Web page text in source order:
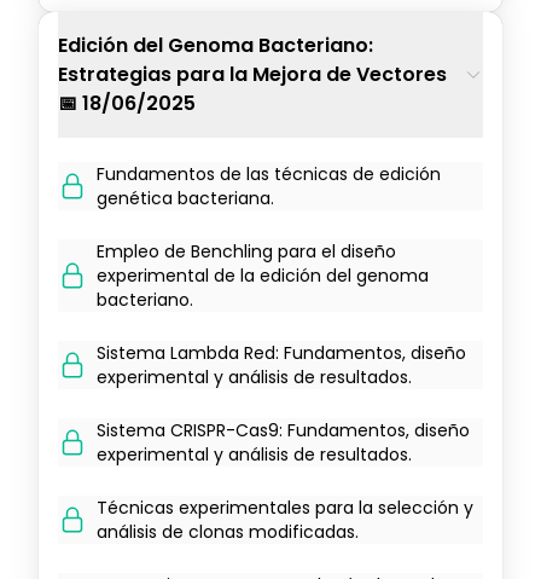
Edición del Genoma Bacteriano:
Estrategias para la Mejora de Vectores
📅 18/06/2025
Fundamentos de las técnicas de edición
genética bacteriana.
Empleo de Benchling para el diseño
experimental de la edición del genoma
bacteriano.
Sistema Lambda Red: Fundamentos, diseño
experimental y análisis de resultados.
Sistema CRISPR-Cas9: Fundamentos, diseño
experimental y análisis de resultados.
Técnicas experimentales para la selección y
análisis de clonas modificadas.